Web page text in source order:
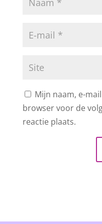
Mijn naam, e-
browser voor de
reactie plaats.